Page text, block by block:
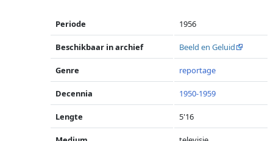
Periode 1956
Beschikbaar in archief Beeld en Geluid
Genre reportage
Decennia 1950-1959
Lengte 5'16